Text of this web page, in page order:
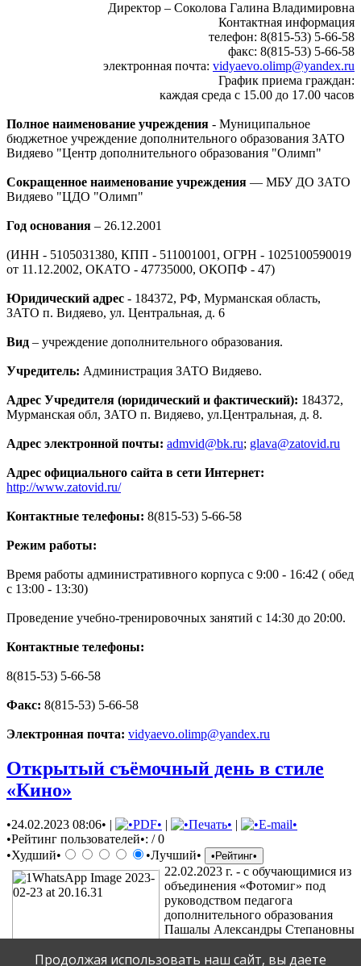
Директор – Соколова Галина Владимировна
Контактная информация
телефон: 8(815-53) 5-66-58
факс: 8(815-53) 5-66-58
электронная почта: vidyaevo.olimp@yandex.ru
График приема граждан:
каждая среда с 15.00 до 17.00 часов
Полное наименование учреждения - Муниципальное
бюджетное учреждение дополнительного образования ЗАТО
Видяево "Центр дополнительного образования "Олимп"
Сокращенное наименование учреждения — МБУ ДО ЗАТО
Видяево "ЦДО "Олимп"
Год основания – 26.12.2001
(ИНН - 5105031380, КПП - 511001001, ОГРН - 1025100590019
от 11.12.2002, ОКАТО - 47735000, ОКОПФ - 47)
Юридический адрес - 184372, РФ, Мурманская область,
ЗАТО п. Видяево, ул. Центральная, д. 6
Вид – учреждение дополнительного образования.
Учредитель: Администрация ЗАТО Видяево.
Адрес Учредителя (юридический и фактический): 184372,
Мурманская обл, ЗАТО п. Видяево, ул.Центральная, д. 8.
Адрес электронной почты: admvid@bk.ru; glava@zatovid.ru
Адрес официального сайта в сети Интернет:
http://www.zatovid.ru/
Контактные телефоны: 8(815-53) 5-66-58
Режим работы:
Время работы административного корпуса с 9:00 - 16:42 ( обед
с 13:00 - 13:30)
Проведение учебно-тренировочных занятий с 14:30 до 20:00.
Контактные телефоны:
8(815-53) 5-66-58
Факс: 8(815-53) 5-66-58
Электронная почта: vidyaevo.olimp@yandex.ru
Открытый съёмочный день в стиле
«Кино»
•24.02.2023 08:06• | |
|
•Рейтинг пользователей•: / 0
•Худший•
•Лучший•
22.02.2023 г. - с обучающимися из
объединения «Фотомиг» под
руководством педагога
дополнительного образования
Пашалы Александры Степановны
открытый съёмочный день в
Продолжая использовать наш сайт, вы даете